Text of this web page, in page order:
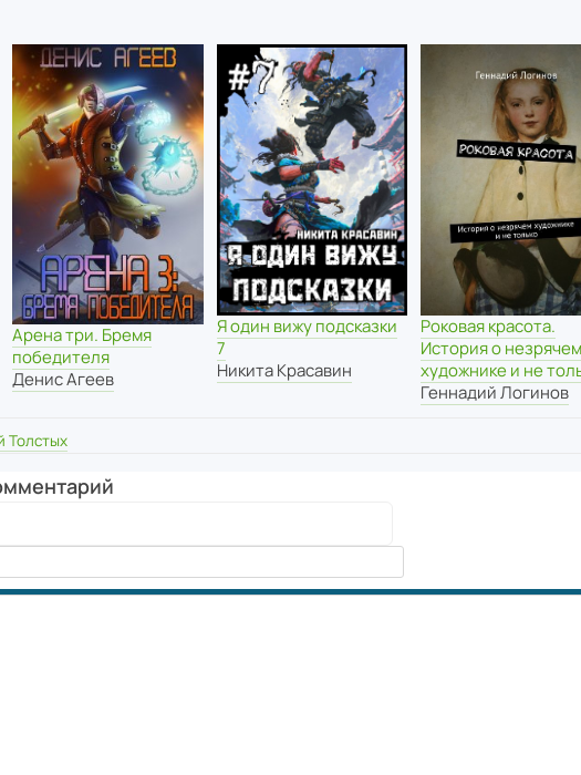
Арена три. Бремя
победителя
Денис Агеев
Я один вижу подсказки
7
Никита Красавин
Роковая красота.
История о незрячем
художнике и не
Геннадий Логинов
Толстых